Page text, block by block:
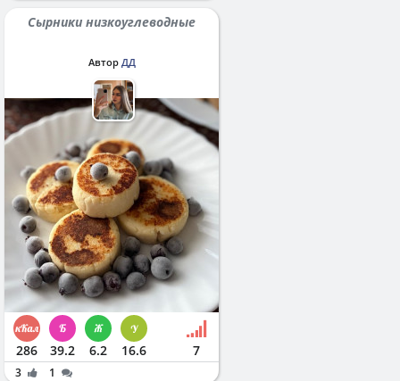
Сырники низкоуглеводные
Автор ДД
286 39.2 6.2 16.6 7
3
1